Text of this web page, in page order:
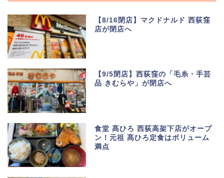
【8/16閉店】マクドナルド 西荻窪
店が閉店へ
【9/5閉店】西荻窪の「毛糸・手芸
品 きむらや」が閉店へ
食堂 髙ひろ 西荻高架下店がオープ
ン！元祖 髙ひろ定食はボリューム
満点